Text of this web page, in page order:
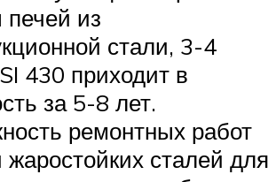
из
стали, 3-4
430 приходит в
за 5-8 лет.
ремонтных работ
жаростойких сталей для